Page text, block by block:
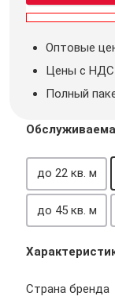
Оптовые
Цены с НДС
Полный
до 22 кв. м
до 45 кв. м
Страна бренда